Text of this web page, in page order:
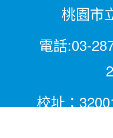
桃園市
電話:03-
校址：